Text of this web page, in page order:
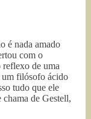
é nada amado
com o
reflexo de uma
um filósofo ácido
tudo que ele
chama de Gestell,